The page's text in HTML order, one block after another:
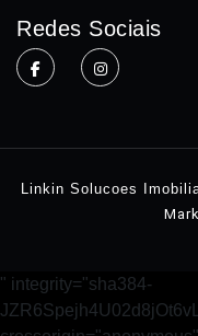
Redes Sociais
Linkin Solucoes
" integrity="sha384-